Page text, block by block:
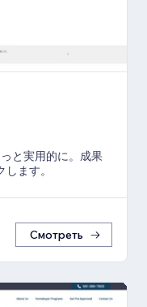
と実用的に。成果
ます。
Смотреть